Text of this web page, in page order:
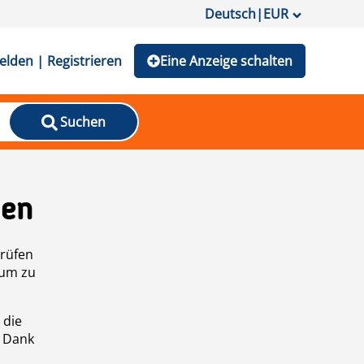
Deutsch|EUR
| Registrieren Eine Anzeige schalten
Suchen
zu
die